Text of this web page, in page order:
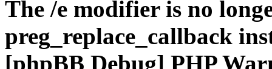
The /e modifier is no
preg_replace_callback
[phpBB Debug] PHP